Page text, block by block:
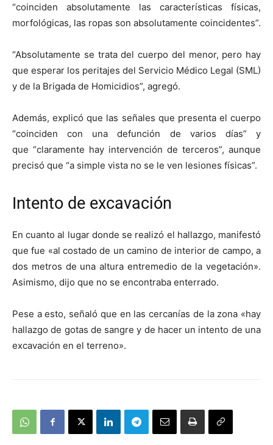
“coinciden absolutamente las características físicas,
morfológicas, las ropas son absolutamente coincidentes”.
“Absolutamente se trata del cuerpo del menor, pero hay
que esperar los peritajes del Servicio Médico Legal (SML)
y de la Brigada de Homicidios”, agregó.
Además, explicó que las señales que presenta el cuerpo
“coinciden con una defunción de varios días” y
que “claramente hay intervención de terceros”, aunque
precisó que “a simple vista no se le ven lesiones físicas”.
Intento de excavación
En cuanto al lugar donde se realizó el hallazgo, manifestó
que fue «al costado de un camino de interior de campo, a
dos metros de una altura entremedio de la vegetación».
Asimismo, dijo que no se encontraba enterrado.
Pese a esto, señaló que en las cercanías de la zona «hay
hallazgo de gotas de sangre y de hacer un intento de una
excavación en el terreno».